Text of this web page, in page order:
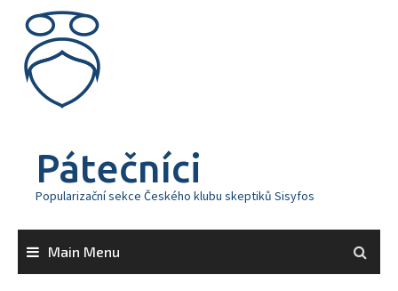
content
Pátečníci
Popularizační sekce Českého klubu skeptiků Sisyfos
Main Menu